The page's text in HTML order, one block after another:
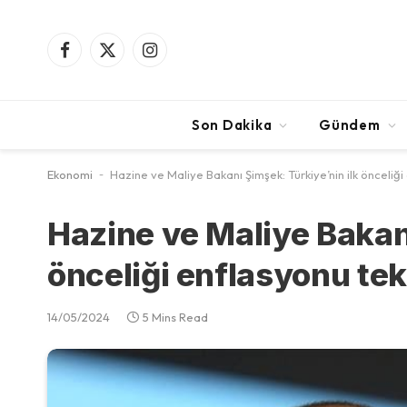
Facebook
X
Instagram
Son Dakika Gündem
Ekonomi - Hazine ve Maliye Bakanı Şimşek: Türkiye’nin ilk
Hazine ve Maliye
önceliği enflasyonu
14/05/2024 5 Mins Read